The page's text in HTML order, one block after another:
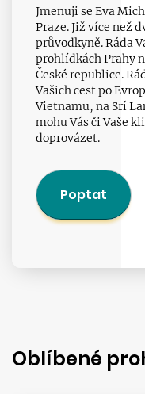
Jmenuji se Eva
Praze. Již více než
průvodkyně. Ráda
prohlídkách Prahy
České republice.
Vašich cest po
Vietnamu, na Srí
mohu Vás či Vaše
doprovázet.
Poptat
Oblíbené